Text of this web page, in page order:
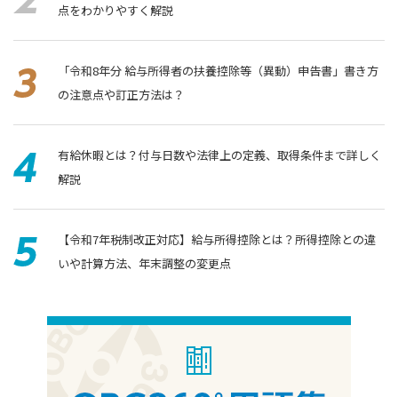
点をわかりやすく解説
「令和8年分 給与所得者の扶養控除等（異動）申告書」書き⽅
の注意点や訂正方法は？
有給休暇とは？付与日数や法律上の定義、取得条件まで詳しく
解説
【令和7年税制改正対応】給与所得控除とは？所得控除との違
いや計算方法、年末調整の変更点